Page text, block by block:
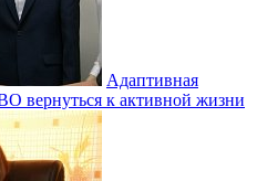
Адаптивная
вернуться к активной жизни